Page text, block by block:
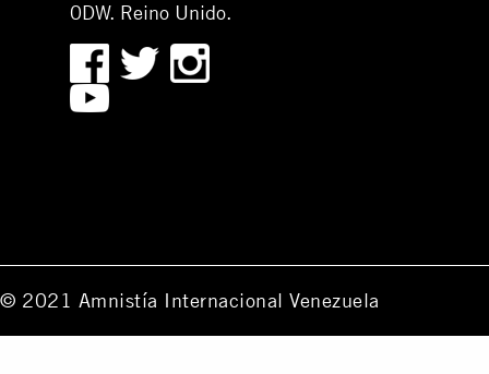
0DW. Reino Unido.
© 2021 Amnistía Internacional Venezuela